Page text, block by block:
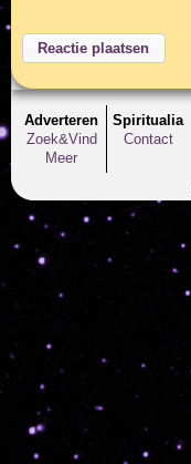
Adverteren
Zoek&Vind
Meer
Spiritualia
Contact